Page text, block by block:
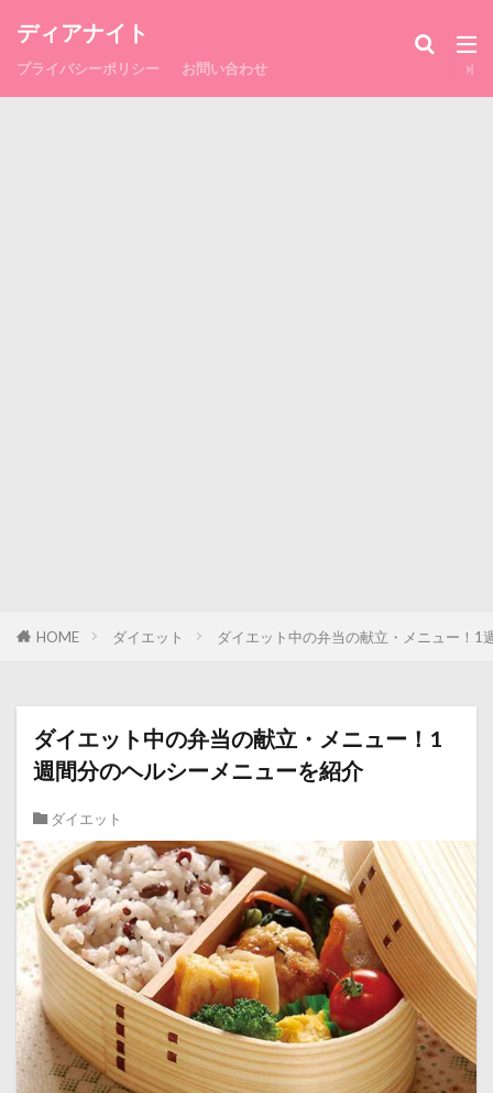
ディアナイト
プライバシーポリシー お問い合わせ
HOME ダイエット ダイエット中の弁当の献立・メニュー！1
ダイエット中の弁当の献立・メニュー！1
週間分のヘルシーメニューを紹介
ダイエット